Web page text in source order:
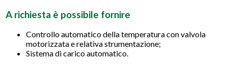
A richiesta è possibile fornire
Controllo automatico della temperatura con valvola
motorizzata e relativa strumentazione;
Sistema di carico automatico.